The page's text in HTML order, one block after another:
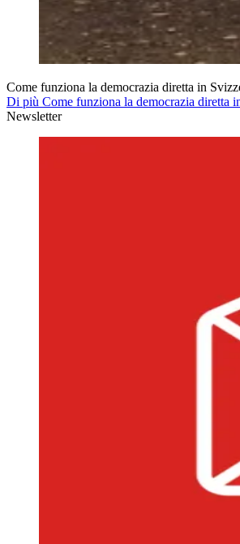
Come funziona la democrazia diretta in
Di più Come funziona la democrazia diretta
Newsletter